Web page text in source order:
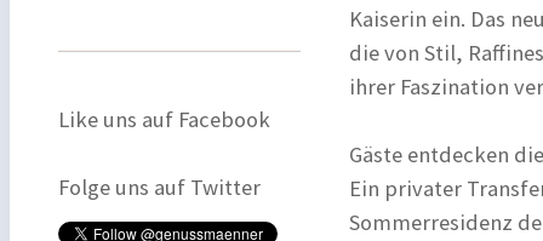
Like uns auf Facebook
Folge uns auf Twitter
Kaiserin ein. Das
die von Stil,
ihrer Faszination
Gäste entdecken
Ein privater
Sommerresidenz